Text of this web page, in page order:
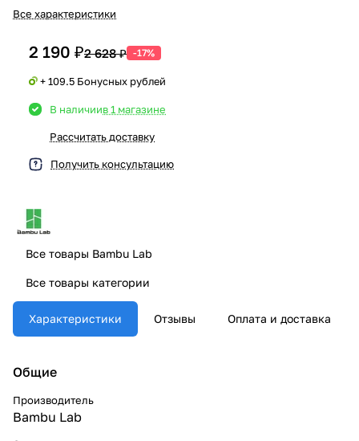
Все характеристики
2 190 ₽2 628 ₽ -17%
+ 109.5 Бонусных рублей
В наличиив 1 магазине
Рассчитать доставку
Получить консультацию
Все товары Bambu Lab
Все товары категории
Характеристики Отзывы Оплата и доставка
Общие
Производитель
Bambu Lab